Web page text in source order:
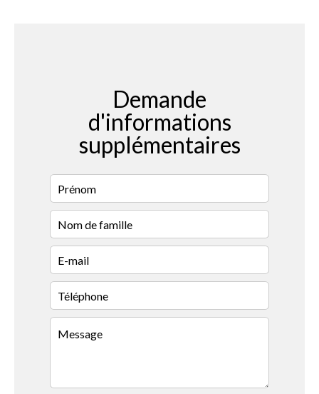
Demande
d'informations
supplémentaires